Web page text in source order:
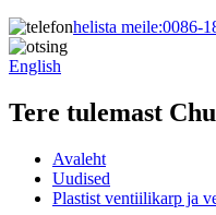
helista meile:0086-
English
Tere tulemast
Avaleht
Uudised
Plastist ventiilikarp ja